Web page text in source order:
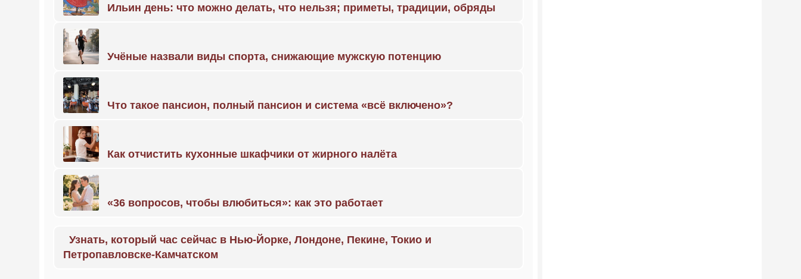
Ильин день: что можно делать, что нельзя; приметы, традиции, обряды
Учёные назвали виды спорта, снижающие мужскую потенцию
Что такое пансион, полный пансион и система «всё включено»?
Как отчистить кухонные шкафчики от жирного налёта
«36 вопросов, чтобы влюбиться»: как это работает
Узнать, который час сейчас в Нью-Йорке, Лондоне, Пекине, Токио и
Петропавловске-Камчатском